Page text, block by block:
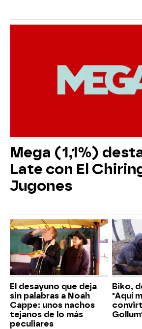
Mega (1,1%)
Late con El
Jugones
El desayuno que deja
sin palabras a Noah
Cappe: unos nachos
tejanos de lo más
peculiares
Biko,
"Aquí